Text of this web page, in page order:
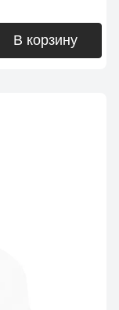
В корзину